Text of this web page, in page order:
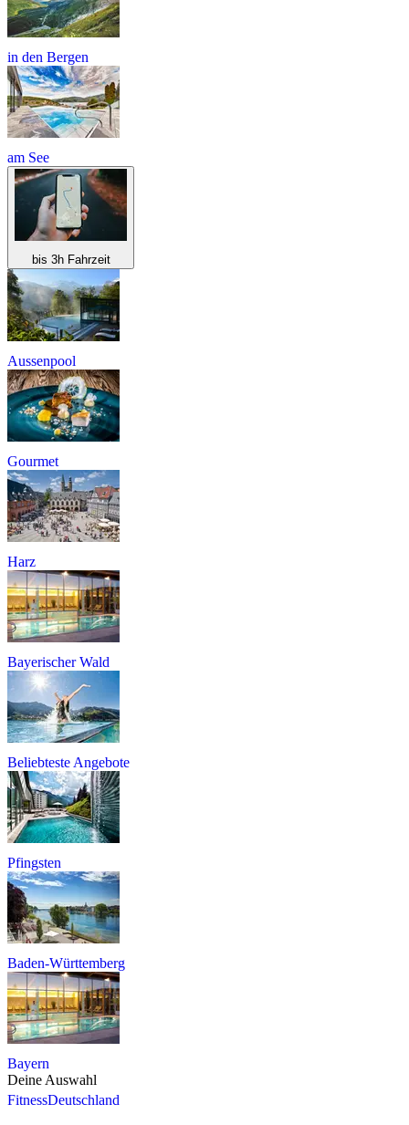
in den Bergen
am See
bis 3h Fahrzeit
Aussenpool
Gourmet
Harz
Bayerischer Wald
Beliebteste Angebote
Pfingsten
Baden-Württemberg
Bayern
Deine Auswahl
FitnessDeutschland